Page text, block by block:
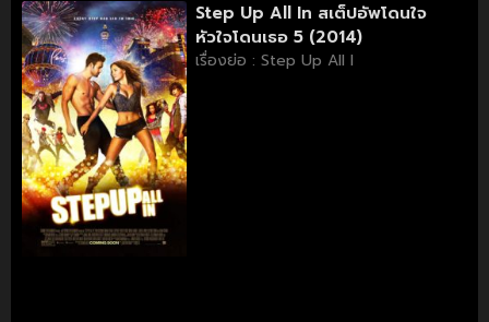
Step Up All In สเต็ปอัพโดนใจ
หัวใจโดนเธอ 5 (2014)
เรื่องย่อ : Step Up All I